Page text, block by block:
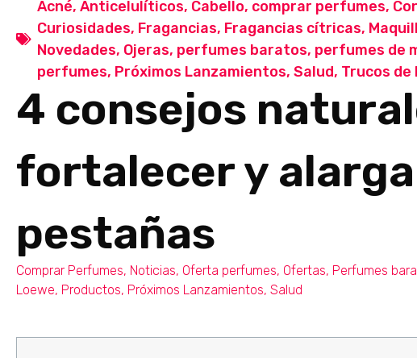
Acné, Anticelulíticos, Cabello, comprar perfumes,
Curiosidades, Fragancias, Fragancias cítricas,
Novedades, Ojeras, perfumes baratos, perfumes de
perfumes, Próximos Lanzamientos, Salud, Trucos de
4 consejos
fortalecer y
pestañas
Comprar Perfumes, Noticias, Oferta perfumes, Ofertas, Perfumes
Loewe, Productos, Próximos Lanzamientos, Salud